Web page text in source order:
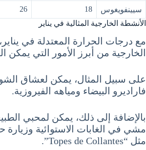
سيينفويغوس 18
26
الأنشطة الخارجية المثالية في يناير
مع درجات الحرارة المعتدلة في
الخارجية من أبرز الأمور التي يمكن
على سبيل المثال، يمكن لعشاق
فاراديرو البيضاء ومياهه الفيروزية.
بالإضافة إلى ذلك، يمكن لمحبي
مشي في الغابات الاستوائية وزيارة
مثل “Topes de Collantes”.